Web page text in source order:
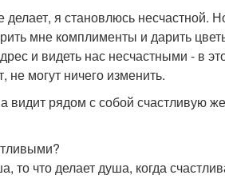
делает, я становлюсь несчастной.
мне комплименты и дарить
и видеть нас несчастными - в
могут ничего изменить.
видит рядом с собой счастливую
то что делает душа, когда